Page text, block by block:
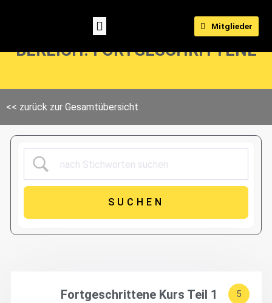
Mitglieder
BEREICH: FORTGESCHRITTENE
<< zurück zur Gesamtübersicht
Fortgeschrittene Kurs Teil 1 5